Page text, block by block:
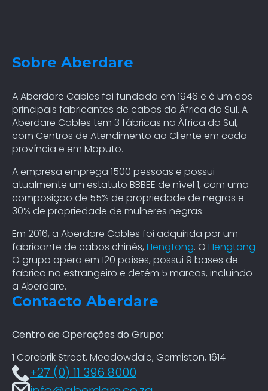
Sobre Aberdare
A Aberdare Cables foi fundada em 1946 e é um dos
principais fabricantes de cabos da África do Sul. A
Aberdare Cables tem 3 fábricas na África do Sul,
com Centros de Atendimento ao Cliente em cada
província e em Maputo.
A empresa emprega 1500 pessoas e possui
atualmente um estatuto BBBEE de nível 1, com uma
composição de 55% de propriedade de negros e
30% de propriedade de mulheres negras.
Em 2016, a Aberdare Cables foi adquirida por um
fabricante de cabos chinês, Hengtong. O Hengtong
O grupo opera em 120 países, possui 9 bases de
fabrico no estrangeiro e detém 5 marcas, incluindo
a Aberdare.
Contacto Aberdare
Centro de Operações do Grupo:
1 Corobrik Street, Meadowdale, Germiston, 1614
+27 (0) 11 396 8000